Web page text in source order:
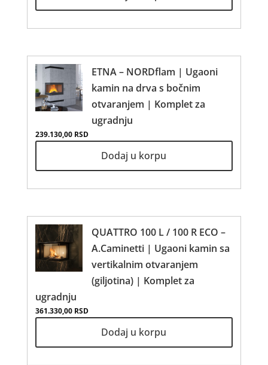
ETNA – NORDflam | Ugaoni
kamin na drva s bočnim
otvaranjem | Komplet za
ugradnju
239.130,00 RSD
Dodaj u korpu
QUATTRO 100 L / 100 R ECO –
A.Caminetti | Ugaoni kamin sa
vertikalnim otvaranjem
(giljotina) | Komplet za
ugradnju
361.330,00 RSD
Dodaj u korpu